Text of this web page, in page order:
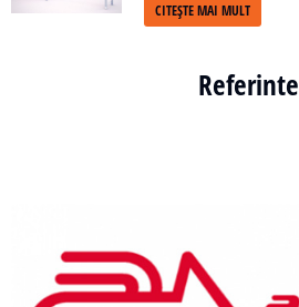
CITEȘTE MAI MULT
Referinte